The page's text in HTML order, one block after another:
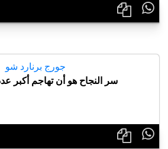

جورج برنارد شو
سر النجاح هو أن تهاجم أكبر
